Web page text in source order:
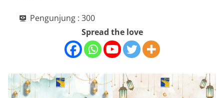
Pengunjung : 300
Spread the love